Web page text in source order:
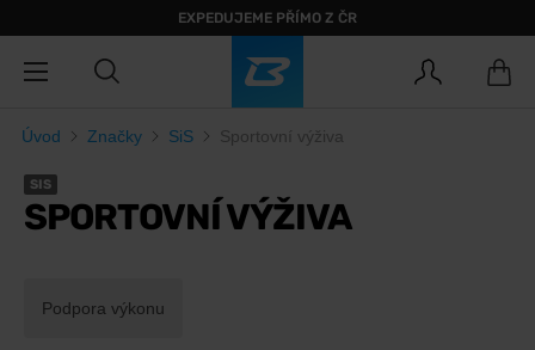
EXPEDUJEME PŘÍMO Z ČR
Úvod Značky SiS Sportovní výživa
SIS
SPORTOVNÍ VÝŽIVA
Podpora výkonu